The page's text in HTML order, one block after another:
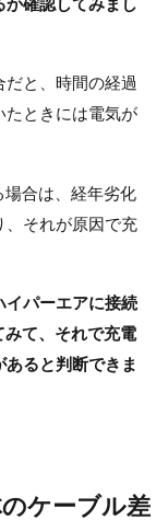
か確認してみまし
と、時間の経過
たときには電気が
場合は、経年劣化
、それが原因で充
イパーエアに接続
みて、それで充電
ると判断できま
ケーブル差